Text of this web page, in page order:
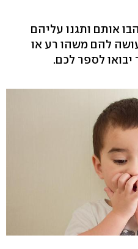
אותם ותגנו עליהם
להם משהו רע או
לספר לכם.